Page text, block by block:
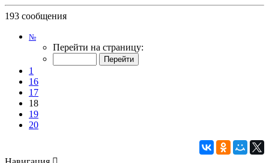
193 сообщения
№Страница
18
из
Перейти на страницу:
1
16
17
18
19
20